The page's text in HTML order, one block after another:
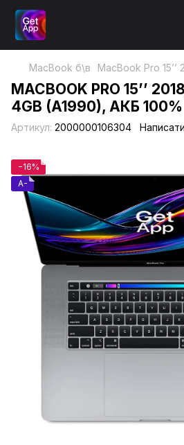
MacBook б\в MacBook Pro
MACBOOK PRO 15’’
4GB (A1990), АКБ 100%
Артикул: 2000000106304
−16%
A-